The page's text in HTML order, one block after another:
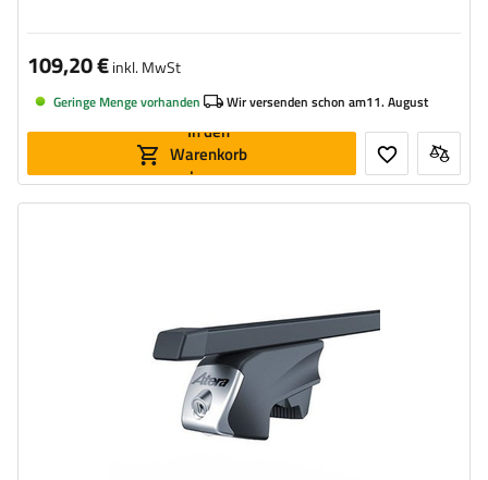
109,20 €inkl. MwSt
Geringe Menge vorhanden Wir versenden schon am11. August
In den
Warenkorb
legen